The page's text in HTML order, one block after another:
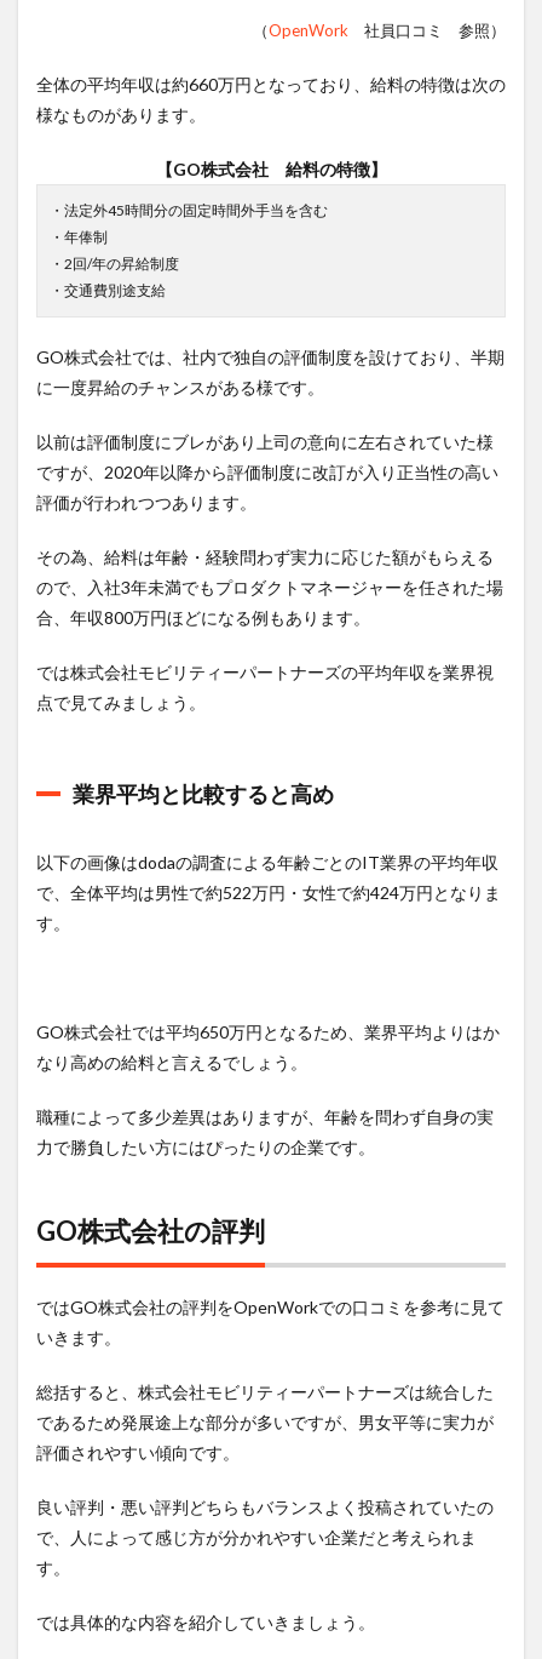
（OpenWork 社員口コミ 参照）
全体の平均年収は約660万円となっており、給料の特徴は次の
様なものがあります。
【GO株式会社 給料の特徴】
・法定外45時間分の固定時間外手当を含む
・年俸制
・2回/年の昇給制度
・交通費別途支給
GO株式会社では、社内で独自の評価制度を設けており、半期
に一度昇給のチャンスがある様です。
以前は評価制度にブレがあり上司の意向に左右されていた様
ですが、2020年以降から評価制度に改訂が入り正当性の高い
評価が行われつつあります。
その為、給料は年齢・経験問わず実力に応じた額がもらえる
ので、入社3年未満でもプロダクトマネージャーを任された場
合、年収800万円ほどになる例もあります。
では株式会社モビリティーパートナーズの平均年収を業界視
点で見てみましょう。
業界平均と比較すると高め
以下の画像はdodaの調査による年齢ごとのIT業界の平均年収
で、全体平均は男性で約522万円・女性で約424万円となりま
す。
GO株式会社では平均650万円となるため、業界平均よりはか
なり高めの給料と言えるでしょう。
職種によって多少差異はありますが、年齢を問わず自身の実
力で勝負したい方にはぴったりの企業です。
GO株式会社の評判
ではGO株式会社の評判をOpenWorkでの口コミを参考に見て
いきます。
総括すると、株式会社モビリティーパートナーズは統合した
であるため発展途上な部分が多いですが、男女平等に実力が
評価されやすい傾向です。
良い評判・悪い評判どちらもバランスよく投稿されていたの
で、人によって感じ方が分かれやすい企業だと考えられま
す。
では具体的な内容を紹介していきましょう。